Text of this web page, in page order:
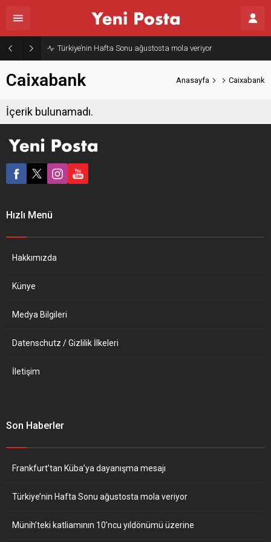
Türkiye’nin Hafta Sonu ağustosta mola veriyor
Caixabank Anasayfa Caixabank
İçerik bulunamadı.
Hızlı Menü
Hakkımızda
Künye
Medya Bilgileri
Datenschutz / Gizlilik İlkeleri
İletişim
Son Haberler
Frankfurt’tan Küba’ya dayanışma mesajı
Türkiye’nin Hafta Sonu ağustosta mola veriyor
Münih’teki katliamının 10’ncu yıldönümü üzerine